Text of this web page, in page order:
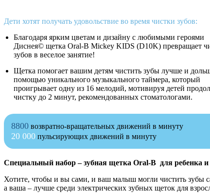
Дети хотят получать удовольствие во время чистки зубов:
Благодаря ярким цветам и дизайну с любимыми героями
Диснея© щетка Oral-B Mickey KIDS (D10K) превращает
зубов в веселое занятие!
Щетка помогает вашим детям чистить зубы лучше и
помощью уникального музыкального таймера, который
проигрывает одну из 16 мелодий, мотивируя детей
чистку до 2 минут, рекомендованных стоматологами.
8800 возвратно-вращательных движений в минуту
20 000 пульсирующих движений в минуту
Специальный набор – зубная щетка Oral-B для ребенка
Хотите, чтобы и вы сами, и ваш малыш могли чистить зубы
а ваша – лучше среди электрических зубных щеток для